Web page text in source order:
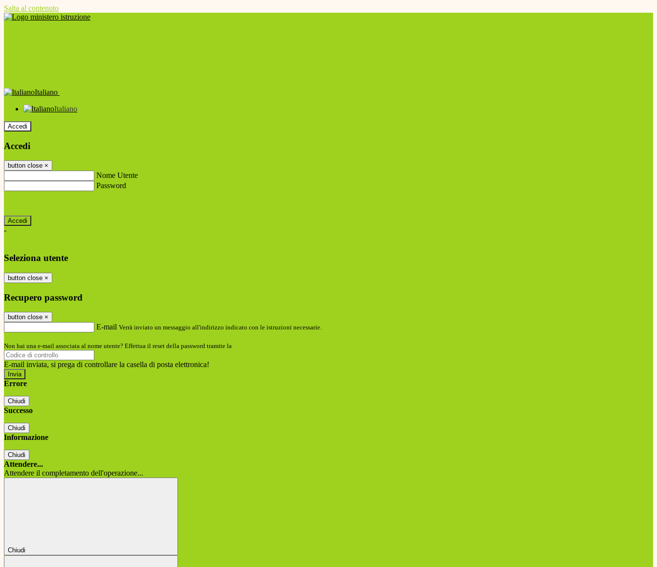
Salta al contenuto
Italiano
Italiano
Accedi
Accedi
button close ×
Nome Utente
Password
-
Seleziona utente
button close ×
Recupero password
button close ×
E-mail Verrà inviato un messaggio all'indirizzo indicato con le istruzioni necessarie.
Non hai una e-mail associata al nome utente? Effettua il reset della password tramite la
E-mail inviata, si prega di controllare la casella di posta elettronica!
Errore
Chiudi
Successo
Chiudi
Informazione
Chiudi
Attendere...
Attendere il completamento dell'operazione...
Chiudi